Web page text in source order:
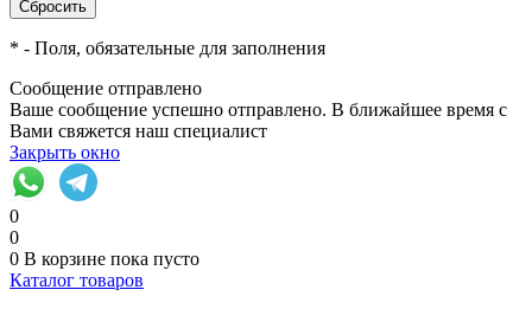
* - Поля, обязательные для заполнения
Сообщение отправлено
Ваше сообщение успешно отправлено. В ближайшее время с
Вами свяжется наш специалист
Закрыть окно
0
0
0 В корзине пока пусто
Каталог товаров